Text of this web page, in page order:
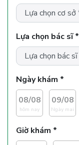
Lựa chọn bác sĩ *
Ngày khám *
08/08
hôm nay
09/08
Ngày mai
Giờ khám *